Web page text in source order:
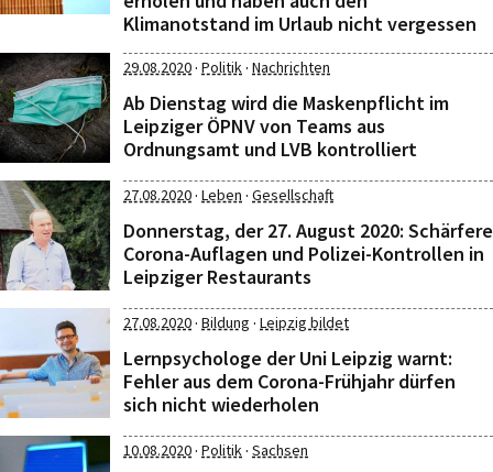
Klimanotstand im Urlaub nicht vergessen
29.08.2020· Politik· Nachrichten
Ab Dienstag wird die Maskenpflicht im
Leipziger ÖPNV von Teams aus
Ordnungsamt und LVB kontrolliert
27.08.2020· Leben · Gesellschaft
Donnerstag, der 27. August 2020: Schärfere
Corona-Auflagen und Polizei-Kontrollen in
Leipziger Restaurants
27.08.2020· Bildung · Leipzig bildet
Lernpsychologe der Uni Leipzig warnt:
Fehler aus dem Corona-Frühjahr dürfen
sich nicht wiederholen
10.08.2020· Politik· Sachsen